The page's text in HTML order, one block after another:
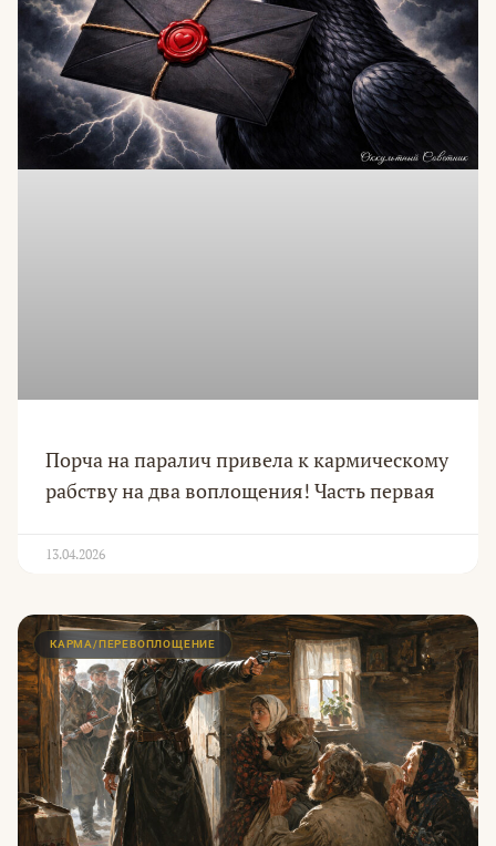
Порча на паралич привела к кармическому
рабству на два воплощения! Часть первая
13.04.2026
КАРМА/ПЕРЕВОПЛОЩЕНИЕ